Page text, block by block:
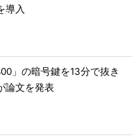
導入
」の暗号鍵を13分で抜き
文を発表